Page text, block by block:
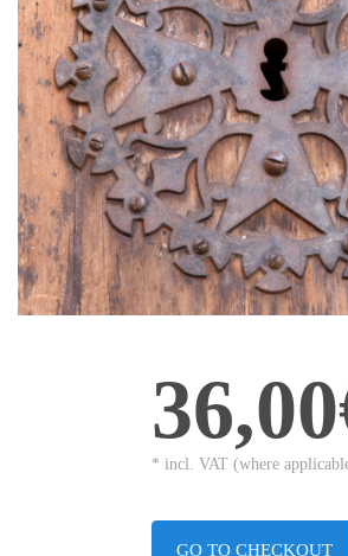
* incl. VAT (where
GO TO CHECKOUT